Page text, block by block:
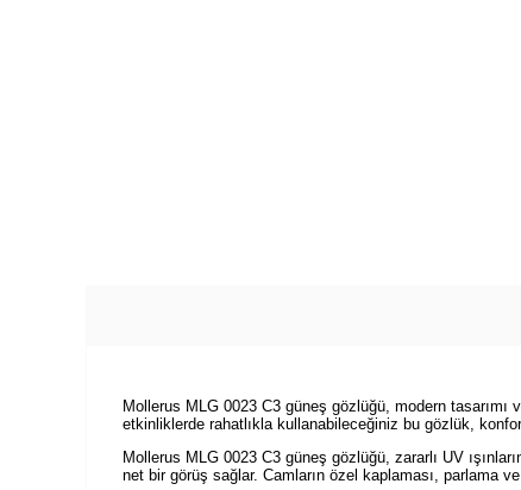
Mollerus MLG 0023 C3 güneş gözlüğü, modern
etkinliklerde rahatlıkla kullanabileceğiniz bu gözlük,
Mollerus MLG 0023 C3 güneş gözlüğü, zararlı UV
net bir görüş sağlar. Camların özel kaplaması, parlama